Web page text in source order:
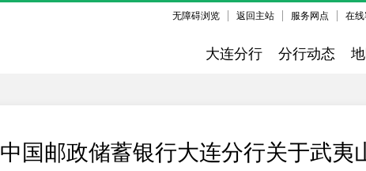
无障碍浏览 返回主站 服务网点 在线
大连分行 分行动态
中国邮政储蓄银行大连分行关于武夷